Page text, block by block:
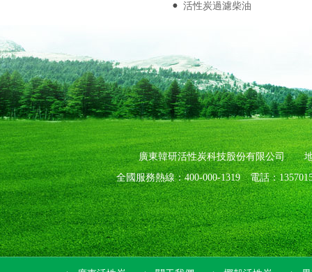
活性炭過濾柴油
廣東韓研活性炭科技股份有限公司 地
全國服務熱線：400-000-1319 電話：